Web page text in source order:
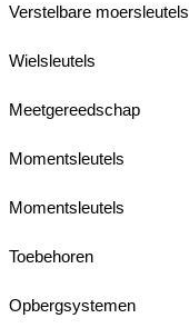
Verstelbare moersleutels
Wielsleutels
Meetgereedschap
Momentsleutels
Momentsleutels
Toebehoren
Opbergsystemen